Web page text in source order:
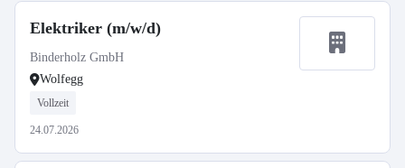
Elektriker (m/w/d)
Binderholz GmbH
Wolfegg
Vollzeit
24.07.2026